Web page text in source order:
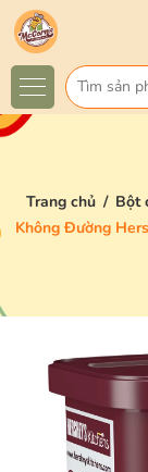
Trang chủ / Bột
Không Đường